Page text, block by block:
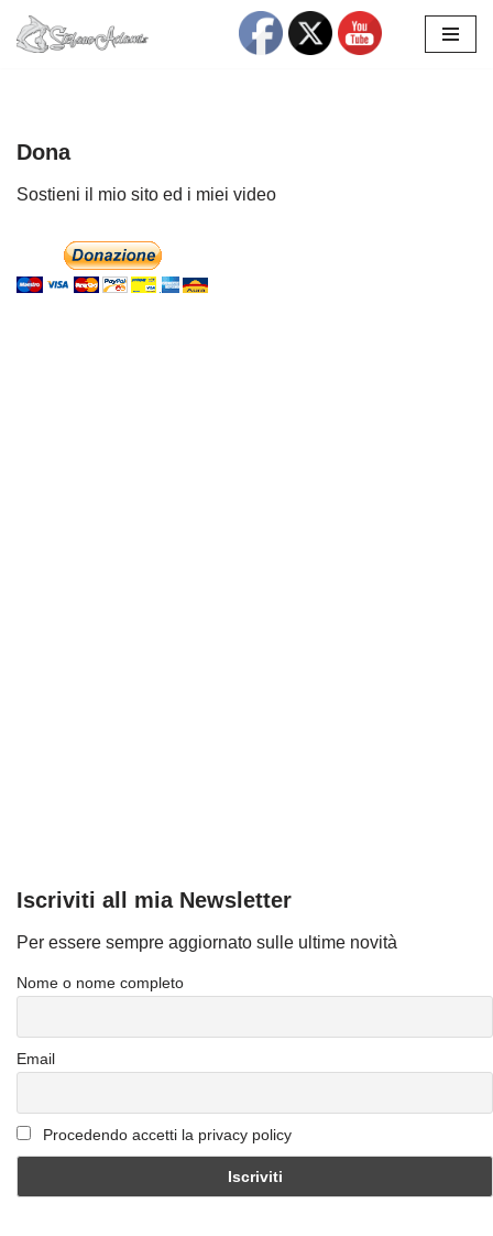
Dona
Sostieni il mio sito ed i miei video
Iscriviti all mia Newsletter
Per essere sempre aggiornato sulle ultime novità
Nome o nome completo
Email
Procedendo accetti la privacy policy